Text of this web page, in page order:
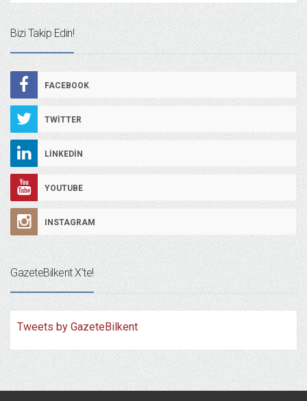
Bizi Takip Edin!
FACEBOOK
TWITTER
LINKEDIN
YOUTUBE
INSTAGRAM
GazeteBilkent X’te!
Tweets by GazeteBilkent